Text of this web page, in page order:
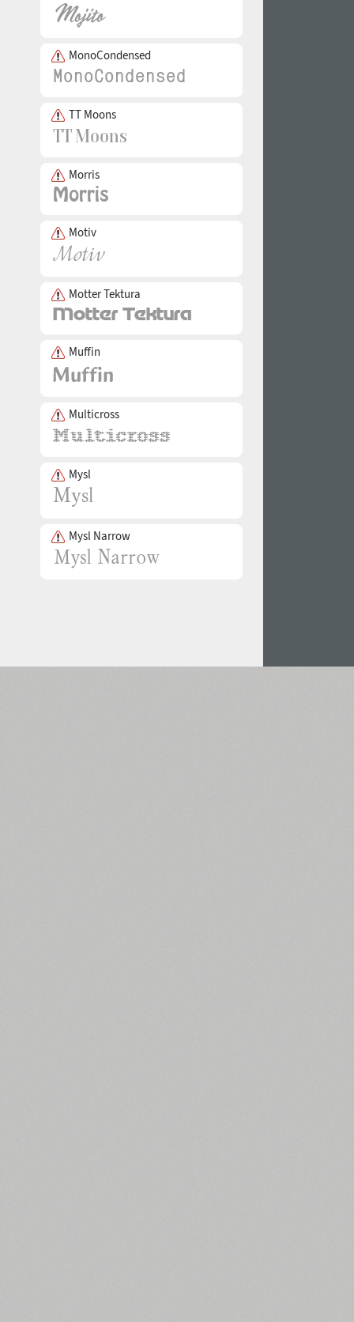
MonoCondensed
TT Moons
Morris
Motiv
Motter Tektura
Muffin
Multicross
Mysl
Mysl Narrow